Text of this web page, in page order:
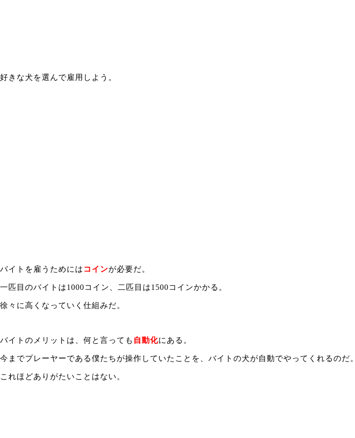
好きな犬を選んで雇用しよう。
バイトを雇うためには コインが必要だ。
一匹目のバイトは1000コイン、二匹目は1500コインかかる。
徐々に高くなっていく仕組みだ。
バイトのメリットは、何と言っても 自動化にある。
今までプレーヤーである僕たちが操作していたことを、バイトの犬が自動でやってくれるのだ。
これほどありがたいことはない。